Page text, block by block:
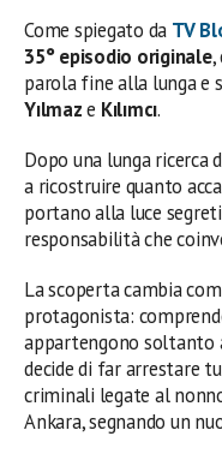
Come spiegato da TV
35° episodio originale,
parola fine alla lunga e
Yılmaze Kılımcı.
Dopo una lunga ricerca
a ricostruire quanto
portano alla luce
responsabilità che
La scoperta cambia
protagonista:
appartengono soltanto
decide di far arrestare
criminali legate al
Ankara, segnando un